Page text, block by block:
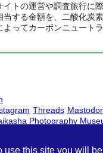
use this site you will be
イトの運営や調査旅行に
当する金額を、二酸化炭
よってカーボンニュート
Threads
Photography